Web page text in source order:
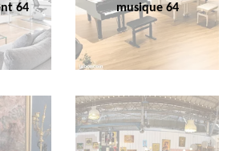
64
musique 64